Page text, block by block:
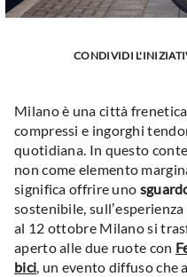
CONDIVIDI
Milano è una città
compressi e ingorghi
quotidiana. In questo
non come elemento
significa offrire uno
sostenibile,
al 12 ottobre Milano si
aperto alle due ruote con
bici, un evento diffuso che